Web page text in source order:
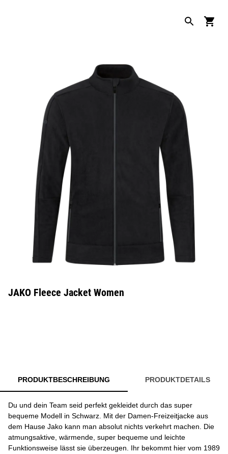
JAKO Fleece Jacket Women
PRODUKTBESCHREIBUNG PRODUKTDETAILS
Du und dein Team seid perfekt gekleidet durch das super
bequeme Modell in Schwarz. Mit der Damen-Freizeitjacke aus
dem Hause Jako kann man absolut nichts verkehrt machen. Die
atmungsaktive, wärmende, super bequeme und leichte
Funktionsweise lässt sie überzeugen. Ihr bekommt hier vom 1989